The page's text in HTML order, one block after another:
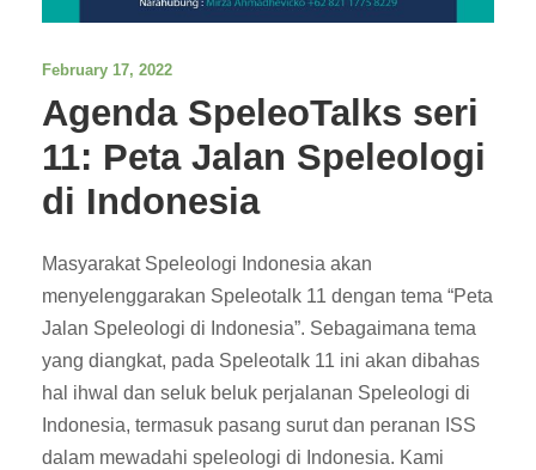
February 17, 2022
Agenda SpeleoTalks seri
11: Peta Jalan Speleologi
di Indonesia
Masyarakat Speleologi Indonesia akan
menyelenggarakan Speleotalk 11 dengan tema “Peta
Jalan Speleologi di Indonesia”. Sebagaimana tema
yang diangkat, pada Speleotalk 11 ini akan dibahas
hal ihwal dan seluk beluk perjalanan Speleologi di
Indonesia, termasuk pasang surut dan peranan ISS
dalam mewadahi speleologi di Indonesia. Kami